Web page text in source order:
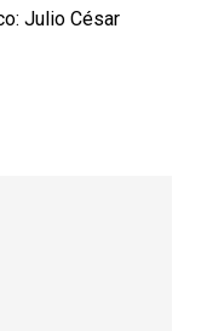
Julio César